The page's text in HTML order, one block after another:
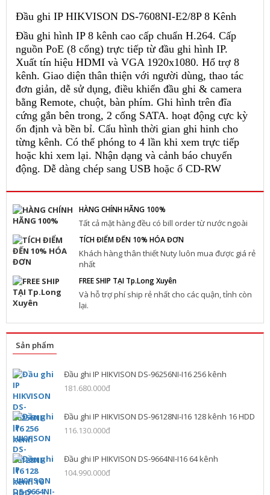
Đầu ghi IP HIKVISON DS-7608NI-E2/8P 8 Kênh
Đầu ghi hình IP 8 kênh cao cấp chuẩn H.264. Cấp
nguồn PoE (8 cổng) trực tiếp từ đầu ghi hình IP.
Xuất tín hiệu HDMI và VGA 1920x1080. Hổ trợ 8
kênh. Giao diện thân thiện với người dùng, thao tác
đơn giản, dễ sử dụng, điều khiển đầu ghi & camera
bằng Remote, chuột, bàn phím. Ghi hình trên đĩa
cứng gắn bên trong, 2 cổng SATA. hoạt động cực kỳ
ổn định và bền bỉ. Cấu hình thời gian ghi hinh cho
từng kênh. Có thể phóng to 4 lần khi xem trực tiếp
hoặc khi xem lại. Nhận dạng và cảnh báo chuyển
động. Dễ dàng chép sang USB hoặc ổ CD-RW
HÀNG CHÍNH HÃNG 100%
Tất cả mặt hàng đều có bill order từ nước ngoài
TÍCH ĐIỂM ĐẾN 10% HÓA ĐƠN
Khách hàng thân thiết Nuty luôn mua được giá rẻ
nhất
FREE SHIP TẠI Tp.Long Xuyên
Và hỗ trợ phí ship rẻ nhất cho các quận, tỉnh còn
lại.
Sản phẩm
Đầu ghi IP HIKVISON DS-96256NI-I16 256 kênh
181.680.000đ
Đầu ghi IP HIKVISON DS-96128NI-I16 128 kênh 16 HDD
116.130.000đ
Đầu ghi IP HIKVISON DS-9664NI-I16 64 kênh
104.990.000đ